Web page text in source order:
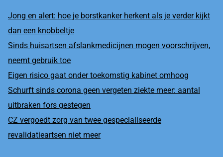
Jong en alert: hoe je borstkanker herkent als je verder kijkt
dan een knobbeltje
Sinds huisartsen afslankmedicijnen mogen voorschrijven,
neemt gebruik toe
Eigen risico gaat onder toekomstig kabinet omhoog
Schurft sinds corona geen vergeten ziekte meer: aantal
uitbraken fors gestegen
CZ vergoedt zorg van twee gespecialiseerde
revalidatieartsen niet meer